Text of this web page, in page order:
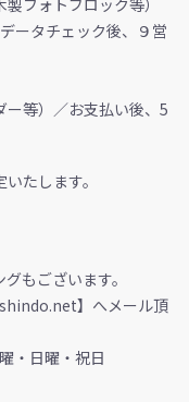
フォトブロック等）
ータチェック後、９営
ー等）／お支払い後、5
たします。
もございます。
】へメール頂
・日曜・祝日